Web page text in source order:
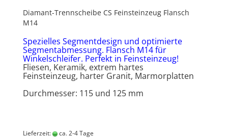
Diamant-Trennscheibe CS Feinsteinzeug Flansch
M14
Spezielles Segmentdesign und optimierte
Segmentabmessung. Flansch M14 für
Winkelschleifer. Perfekt in Feinsteinzeug!
Fliesen, Keramik, extrem hartes
Feinsteinzeug, harter Granit, Marmorplatten
Durchmesser: 115 und 125 mm
Lieferzeit: ca. 2-4 Tage